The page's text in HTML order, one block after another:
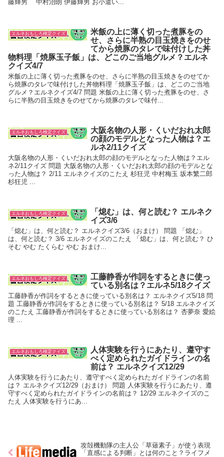
藤輝男 中村治朗 伊藤輝男 お小遣い...
エルネおもしろ検定クイズ
米飯の上に薄く切った煮豚をの
せ、さらに半熟の目玉焼きをのせ
てから焼豚のタレで味付けした丼
物料理「焼豚玉子飯」は、どこのご当地グルメ？エルネ
クイズ4/7
米飯の上に薄く切った煮豚をのせ、さらに半熟の目玉焼きをのせてか
ら焼豚のタレで味付けした丼物料理「焼豚玉子飯」は、どこのご当地
グルメ？エルネクイズ4/7 問題 米飯の上に薄く切った煮豚をのせ、さ
らに半熟の目玉焼きをのせてから焼豚のタレで味付...
エルネおもしろ検定クイズ
大阪名物の人形・くいだおれ太郎
の顔のモデルとなった人物は？エ
ルネ2/11クイズ
大阪名物の人形・くいだおれ太郎の顔のモデルとなった人物は？エル
ネ2/11クイズ 問題 大阪名物の人形・くいだおれ太郎の顔のモデルとな
った人物は？ 2/11 エルネクイズのこたえ 杉狂児 中村梅玉 坂本繁二郎
杉狂児 ...
エルネおもしろ検定クイズ
「熄む」は、何と読む？ エルネク
イズ3/6
「熄む」は、何と読む？ エルネクイズ3/6（おまけ） 問題 「熄む」
は、何と読む？ 3/6 エルネクイズのこたえ 「熄む」は、何と読む？ ひ
そむ やむ たくらむ やむ おまけ...
エルネおもしろ検定クイズ
工藤静香が作詞をするときに使っ
ている別名は？エルネ5/18クイズ
工藤静香が作詞をするときに使っている別名は？ エルネクイズ5/18 問
題 工藤静香が作詞をするときに使っている別名は？ 5/18 エルネクイズ
のこたえ 工藤静香が作詞をするときに使っている別名は？ 杏夢奈 愛絵
理 ...
エルネおもしろ検定クイズ
人体実験を行うにあたり、遵守す
べく定められたガイドラインの名
前は？ エルネクイズ12/29
人体実験を行うにあたり、遵守すべく定められたガイドラインの名前
は？ エルネクイズ12/29（おまけ） 問題 人体実験を行うにあたり、遵
守すべく定められたガイドラインの名前は？ 12/29 エルネクイズのこ
たえ 人体実験を行うにあ...
攻殻機動隊の主人公「草薙素子」が使う表現
「直感による判断」とは何のこと？ライフメ